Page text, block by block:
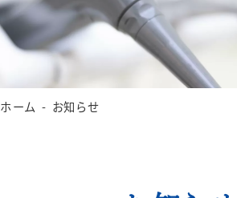
ホーム お知らせ